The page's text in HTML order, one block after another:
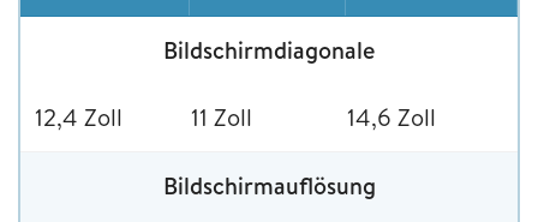
Bildschirmdiagonale
12,4 Zoll 11 Zoll 14,6 Zoll
Bildschirmauflösung